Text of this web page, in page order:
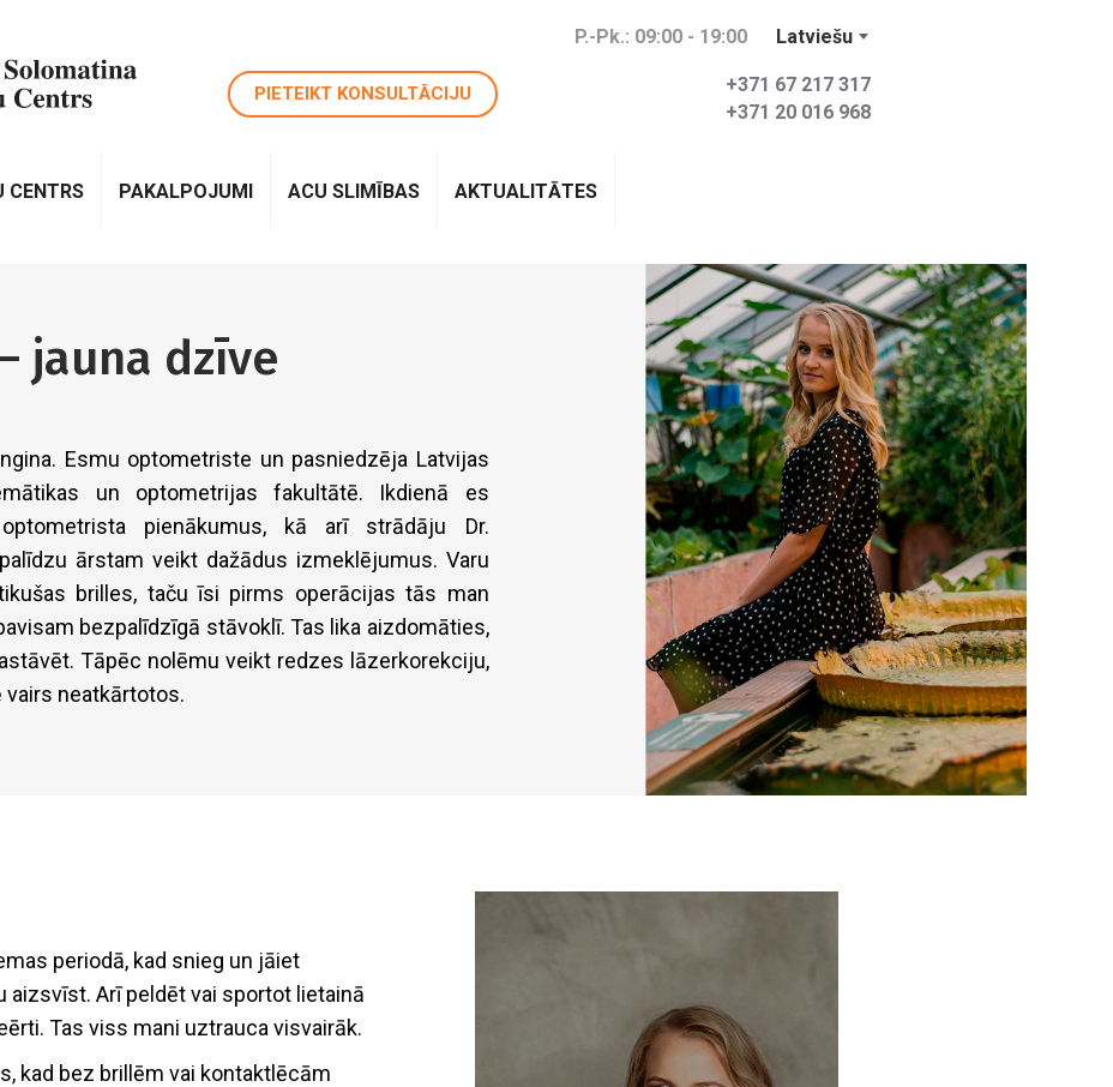
P.-Pk.: 09:00 - 19:00 Latviešu
PIETEIKT KONSULTĀCIJU
+371 67 217 317
+371 20 016 968
CENTRS PAKALPOJUMI ACU SLIMĪBAS AKTUALITĀTES
jauna dzīve
Esmu optometriste un pasniedzēja Latvijas
un optometrijas fakultātē. Ikdienā es
pienākumus, kā arī strādāju Dr.
ārstam veikt dažādus izmeklējumus. Varu
brilles, taču īsi pirms operācijas tās man
bezpalīdzīgā stāvoklī. Tas lika aizdomāties,
Tāpēc nolēmu veikt redzes lāzerkorekciju,
vairs neatkārtotos.
periodā, kad snieg un jāiet
aizsvīst. Arī peldēt vai sportot lietainā
Tas viss mani uztrauca visvairāk.
kad bez brillēm vai kontaktlēcām